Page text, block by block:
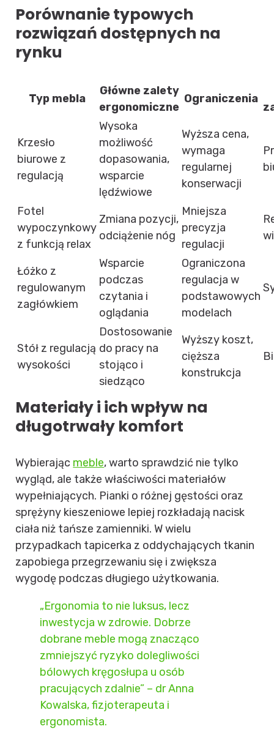
Porównanie typowych
rozwiązań dostępnych na
rynku
Typ mebla
Główne zalety
ergonomiczne
Ograniczenia
Krzesło
biurowe z
regulacją
Wysoka
możliwość
dopasowania,
wsparcie
lędźwiowe
Wyższa cena,
wymaga
regularnej
konserwacji
Fotel
wypoczynkowy
z funkcją relax
Zmiana pozycji,
odciążenie nóg
Mniejsza
precyzja
regulacji
Łóżko z
regulowanym
zagłówkiem
Wsparcie
podczas
czytania i
oglądania
Ograniczona
regulacja w
podstawowych
modelach
Stół z regulacją
wysokości
Dostosowanie
do pracy na
stojąco i
siedząco
Wyższy koszt,
cięższa
konstrukcja
Materiały i ich wpływ na
długotrwały komfort
Wybierając meble, warto sprawdzić nie tylko
wygląd, ale także właściwości materiałów
wypełniających. Pianki o różnej gęstości oraz
sprężyny kieszeniowe lepiej rozkładają nacisk
ciała niż tańsze zamienniki. W wielu
przypadkach tapicerka z oddychających tkanin
zapobiega przegrzewaniu się i zwiększa
wygodę podczas długiego użytkowania.
„Ergonomia to nie luksus, lecz
inwestycja w zdrowie. Dobrze
dobrane meble mogą znacząco
zmniejszyć ryzyko dolegliwości
bólowych kręgosłupa u osób
pracujących zdalnie” – dr Anna
Kowalska, fizjoterapeuta i
ergonomista.